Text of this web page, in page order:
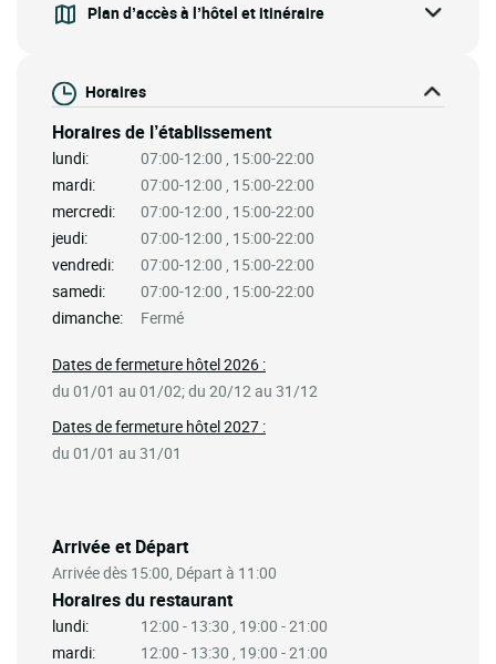
Plan d’accès à l’hôtel et itinéraire
Horaires
Horaires de l’établissement
lundi:
07:00-12:00 , 15:00-22:00
mardi:
07:00-12:00 , 15:00-22:00
mercredi:
07:00-12:00 , 15:00-22:00
jeudi:
07:00-12:00 , 15:00-22:00
vendredi:
07:00-12:00 , 15:00-22:00
samedi:
07:00-12:00 , 15:00-22:00
dimanche:
Fermé
Arrivée et Départ
Arrivée dès 15:00, Départ à 11:00
Horaires du restaurant
lundi:
12:00 - 13:30 , 19:00 - 21:00
mardi:
12:00 - 13:30 , 19:00 - 21:00
Dates de fermeture hôtel 2026 :
du 01/01 au 01/02; du 20/12 au 31/12
Dates de fermeture hôtel 2027 :
du 01/01 au 31/01